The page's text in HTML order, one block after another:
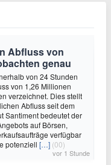
Abfluss von
genau
von 24 Stunden
von 1,26 Millionen
verzeichnet. Dies stellt
Abfluss seit dem
Santiment bedeutet der
auf Börsen,
verfügbar
potenziell […] (00)
vor 1 Stunde